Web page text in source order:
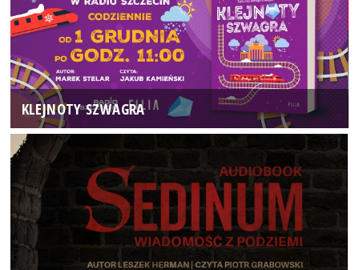
KLEJNOTY SZWAGRA